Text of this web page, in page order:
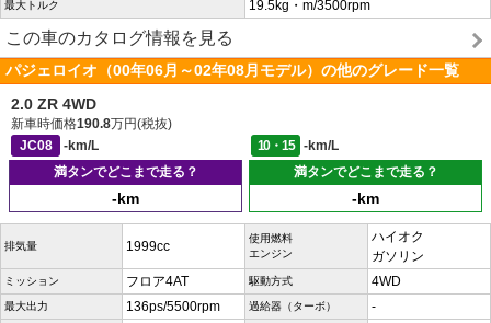
最大トルク 19.5kg・m/3500rpm
この車のカタログ情報を見る
パジェロイオ（00年06月～02年08月モデル）の他のグレード一覧
2.0 ZR 4WD
新車時価格190.8万円(税抜)
JC08
-km/L 10・15
-km/L
満タンでどこまで走る？
-km
満タンでどこまで走る？
-km
排気量 1999cc
使用燃料
エンジン
ハイオク
ガソリン
ミッション フロア4AT 駆動方式 4WD
最大出力 136ps/5500rpm 過給器（ターボ） -